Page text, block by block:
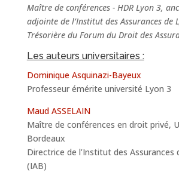
Maître de conférences - HDR Lyon 3,
adjointe de l’Institut des Assurances de
Trésorière du Forum du Droit des
Les auteurs universitaires :
Dominique Asquinazi-Bayeux
Professeur émérite université Lyon 3
Maud ASSELAIN
Maître de conférences en droit privé,
Bordeaux
Directrice de l’Institut des Assurances
(IAB)